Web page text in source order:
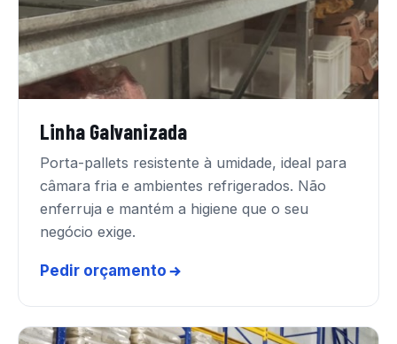
Linha Galvanizada
Porta-pallets resistente à umidade, ideal para
câmara fria e ambientes refrigerados. Não
enferruja e mantém a higiene que o seu
negócio exige.
Pedir orçamento